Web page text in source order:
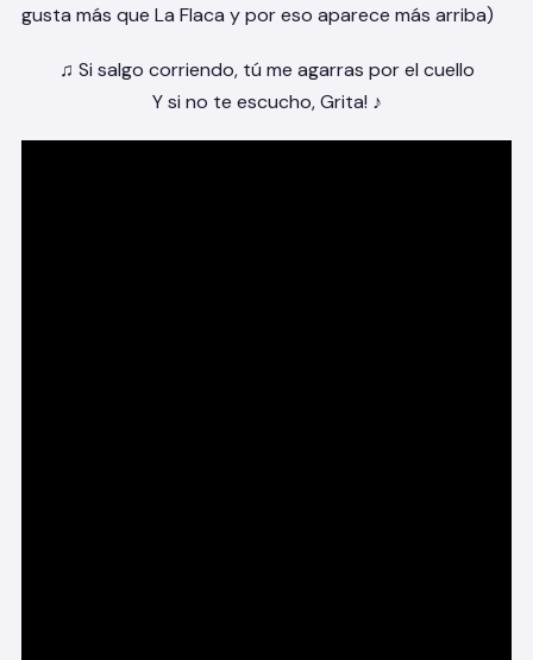
gusta más que La Flaca y por eso aparece más arriba)
♫ Si salgo corriendo, tú me agarras por el cuello
Y si no te escucho, Grita! ♪